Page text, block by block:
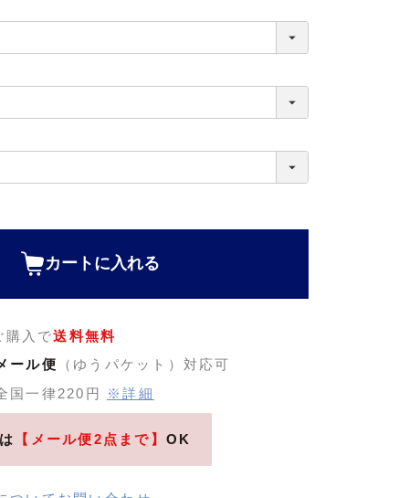
)
カートに入れる
購入で送料無料
ール便
（ゆうパケット）対応可
国一律220円
※詳細
【メール便2点まで】 OK